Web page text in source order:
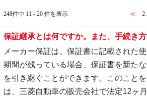
248件中 11 - 20 件を表示 ≪ 2
保証継承とは何ですか。また、手続き
メーカー保証は、保証書に記載された
期間が残っている場合、保証書を新た
を引き継ぐことができます。このこと
は、三菱自動車の販売会社で法定12ヶ